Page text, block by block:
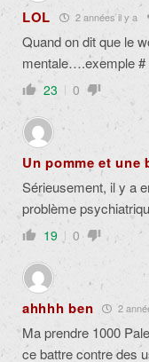
LOL 2 années il y a
Quand on dit que le
mentale….exemple #
23 0
Un pomme et une
Sérieusement, il y a
problème
19 0
ahhhh ben 2
Ma prendre 1000
ce battre contre des